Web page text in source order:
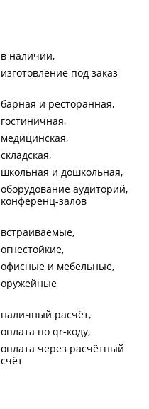
в наличии
изготовление под заказ
барная и ресторанная
гостиничная
медицинская
складская
школьная и дошкольная
оборудование аудиторий,
конференц-залов
встраиваемые
огнестойкие
офисные и мебельные
оружейные
наличный расчёт
оплата по qr-коду
оплата через расчётный
счёт